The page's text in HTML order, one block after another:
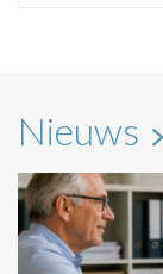
Nieuws